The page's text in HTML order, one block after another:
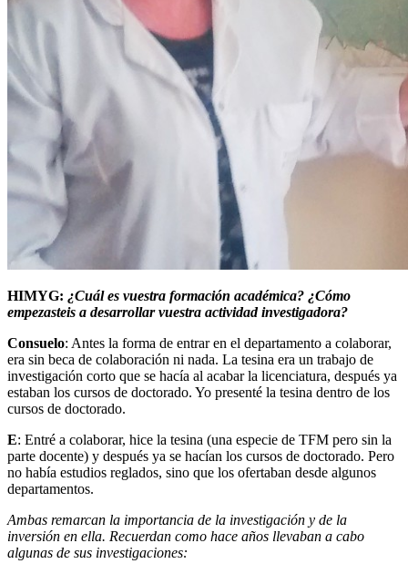
HIMYG: ¿Cuál es vuestra formación académica? ¿Cómo
empezasteis a desarrollar vuestra actividad investigadora?
Consuelo: Antes la forma de entrar en el departamento a colaborar,
era sin beca de colaboración ni nada. La tesina era un trabajo de
investigación corto que se hacía al acabar la licenciatura, después ya
estaban los cursos de doctorado. Yo presenté la tesina dentro de los
cursos de doctorado.
E: Entré a colaborar, hice la tesina (una especie de TFM pero sin la
parte docente) y después ya se hacían los cursos de doctorado. Pero
no había estudios reglados, sino que los ofertaban desde algunos
departamentos.
Ambas remarcan la importancia de la investigación y de la
inversión en ella. Recuerdan como hace años llevaban a cabo
algunas de sus investigaciones: